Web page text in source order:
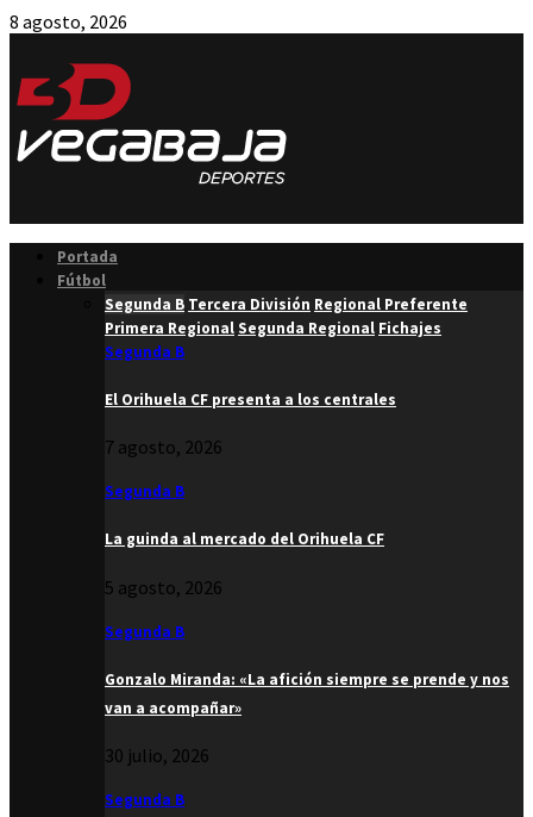
8 agosto, 2026
Portada
Fútbol
Segunda B Tercera División Regional Preferente
Primera RegionalSegunda Regional Fichajes
Segunda B
El Orihuela CF presenta a los centrales
7 agosto, 2026
Segunda B
La guinda al mercado del Orihuela CF
5 agosto, 2026
Segunda B
Gonzalo Miranda: «La afición siempre se prende y nos
van a acompañar»
30 julio, 2026
Segunda B